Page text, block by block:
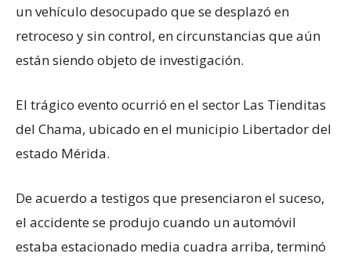
un vehículo desocupado que se desplazó en
retroceso y sin control, en circunstancias que aún
están siendo objeto de investigación.
El trágico evento ocurrió en el sector Las Tienditas
del Chama, ubicado en el municipio Libertador del
estado Mérida.
De acuerdo a testigos que presenciaron el suceso,
el accidente se produjo cuando un automóvil
estaba estacionado media cuadra arriba, terminó